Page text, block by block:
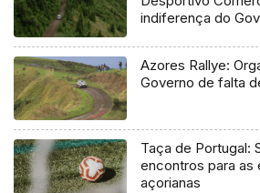
indiferença do
Azores Rallye:
Governo de falta
Taça de Portugal:
encontros para as
açorianas